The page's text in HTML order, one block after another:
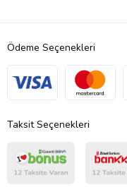
Ödeme Seçenekleri
Taksit Seçenekleri